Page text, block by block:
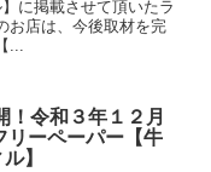
に掲載させて頂いたラ
お店は、今後取材を完
...
！令和３年１２月
リーペーパー【牛
】